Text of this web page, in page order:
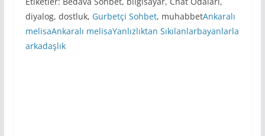
diyalog, dostluk, Gurbetçi Sohbet, muhabbetAnkaralı
melisaAnkaralı melisaYanlızlıktan Sıkılanlarbayanlarla
arkadaşlık